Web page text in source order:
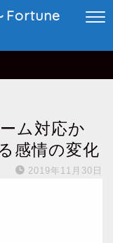
Fortune
ム対応か
感情の変化
2019年11月30日